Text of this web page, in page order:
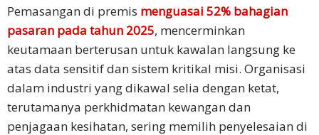
Pemasangan di premis menguasai 52% bahagian
pasaran pada tahun 2025, mencerminkan
keutamaan berterusan untuk kawalan langsung ke
atas data sensitif dan sistem kritikal misi. Organisasi
dalam industri yang dikawal selia dengan ketat,
terutamanya perkhidmatan kewangan dan
penjagaan kesihatan, sering memilih penyelesaian di